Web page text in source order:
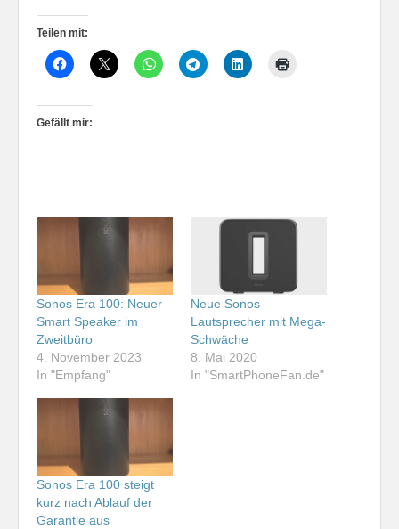
Teilen mit:
Gefällt mir:
Sonos Era 100: Neuer
Smart Speaker im
Zweitbüro
4. November 2023
In "Empfang"
Neue Sonos-
Lautsprecher mit Mega-
Schwäche
8. Mai 2020
In "SmartPhoneFan.de"
Sonos Era 100 steigt
kurz nach Ablauf der
Garantie aus